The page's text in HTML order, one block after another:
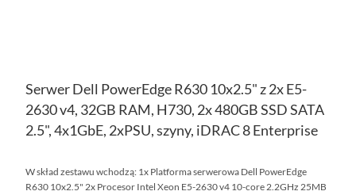
Serwer Dell PowerEdge R630 10x2.5" z 2x E5-
2630 v4, 32GB RAM, H730, 2x 480GB SSD SATA
2.5", 4x1GbE, 2xPSU, szyny, iDRAC 8 Enterprise
W skład zestawu wchodzą: 1x Platforma serwerowa Dell PowerEdge
R630 10x2.5" 2x Procesor Intel Xeon E5-2630 v4 10-core 2.2GHz 25MB